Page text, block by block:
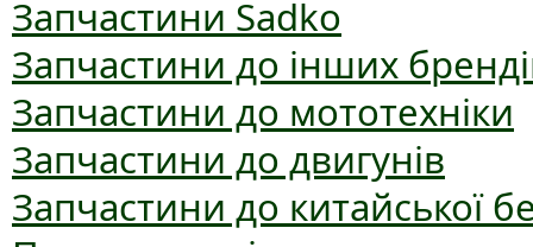
Запчастини Sadko
Запчастини до інших
Запчастини до мототехніки
Запчастини до двигунів
Запчастини до китайської